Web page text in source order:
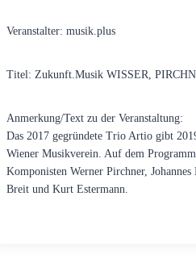
Veranstalter: musik.plus
Titel: Zukunft.Musik WISSER,
Anmerkung/Text zu der Veranstaltung:
Das 2017 gegründete Trio Artio gibt
Wiener Musikverein. Auf dem
Komponisten Werner Pirchner,
Breit und Kurt Estermann.